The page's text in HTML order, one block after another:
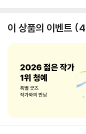
이 상품의 이벤트 4